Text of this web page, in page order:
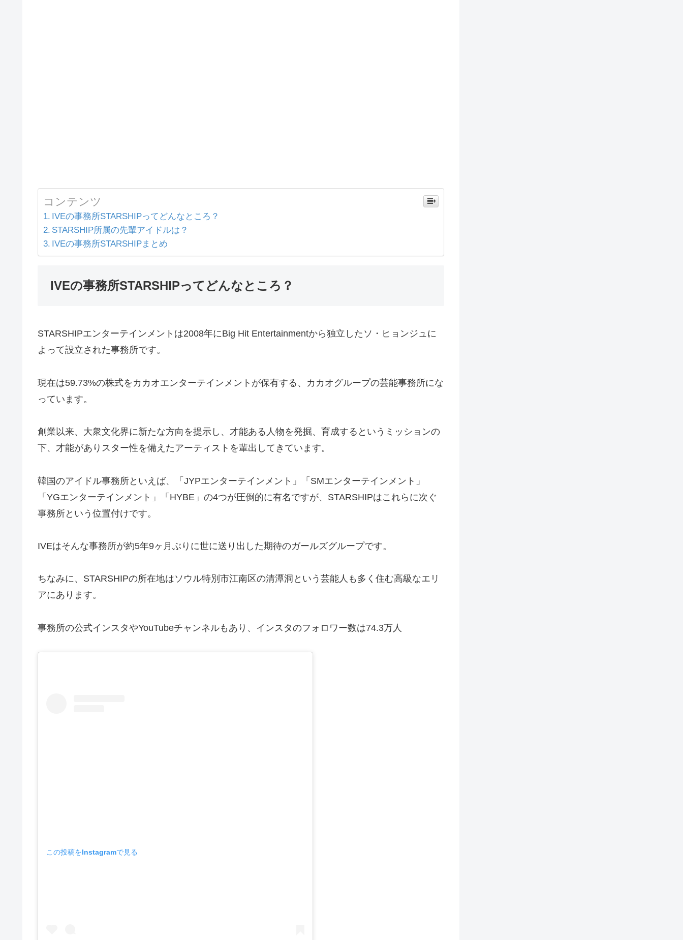
コンテンツ
IVEの事務所STARSHIPってどんなところ？
STARSHIP所属の先輩アイドルは？
IVEの事務所STARSHIPまとめ
IVEの事務所STARSHIPってどんなところ？
STARSHIPエンターテインメントは2008年にBig Hit Entertainmentから独立したソ・ヒョンジュに
よって設立された事務所です。
現在は59.73%の株式をカカオエンターテインメントが保有する、カカオグループの芸能事務所にな
っています。
創業以来、大衆文化界に新たな方向を提示し、才能ある人物を発掘、育成するというミッションの
下、才能がありスター性を備えたアーティストを輩出してきています。
韓国のアイドル事務所といえば、「JYPエンターテインメント」「SMエンターテインメント」
「YGエンターテインメント」「HYBE」の4つが圧倒的に有名ですが、STARSHIPはこれらに次ぐ
事務所という位置付けです。
IVEはそんな事務所が約5年9ヶ月ぶりに世に送り出した期待のガールズグループです。
ちなみに、STARSHIPの所在地はソウル特別市江南区の清潭洞という芸能人も多く住む高級なエリ
アにあります。
事務所の公式インスタやYouTubeチャンネルもあり、インスタのフォロワー数は74.3万人
この投稿をInstagramで見る